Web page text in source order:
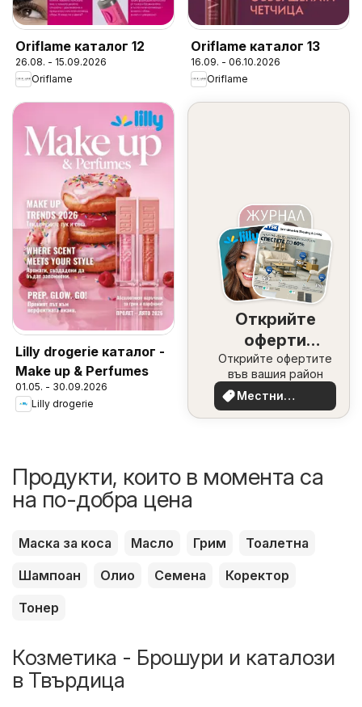
Oriflame каталог 12
26.08. - 15.09.2026
Oriflame
Oriflame каталог 13
16.09. - 06.10.2026
Oriflame
Lilly drogerie каталог -
Make up & Perfumes
01.05. - 30.09.2026
Lilly drogerie
Открийте
оферти
наблизо
Открийте офертите
във вашия район
Местни
оферти
Продукти, които в момента са
на по-добра цена
Маска за коса Масло Грим
Тоалетна
Шампоан
Олио Семена
Коректор
Тонер
Козметика - Брошури и каталози
в Твърдица